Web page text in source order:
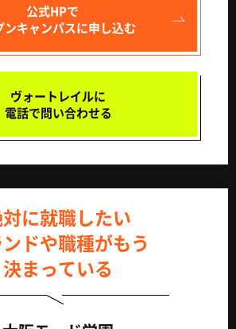
公式HPで
ンキャンパスに申し込む
ヴォートレイルに
電話で問い合わせる
に就職したい
ドや職種がもう
決まっている